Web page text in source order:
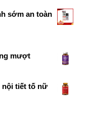
sớm an toàn
mượt
nội tiết tố nữ